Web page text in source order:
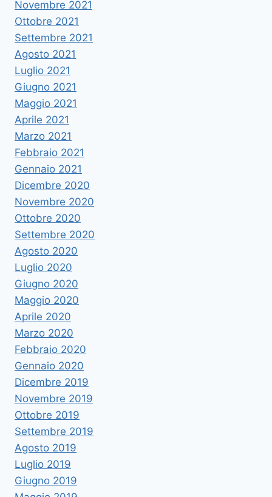
Novembre 2021
Ottobre 2021
Settembre 2021
Agosto 2021
Luglio 2021
Giugno 2021
Maggio 2021
Aprile 2021
Marzo 2021
Febbraio 2021
Gennaio 2021
Dicembre 2020
Novembre 2020
Ottobre 2020
Settembre 2020
Agosto 2020
Luglio 2020
Giugno 2020
Maggio 2020
Aprile 2020
Marzo 2020
Febbraio 2020
Gennaio 2020
Dicembre 2019
Novembre 2019
Ottobre 2019
Settembre 2019
Agosto 2019
Luglio 2019
Giugno 2019